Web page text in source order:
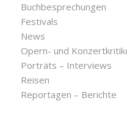
Buchbesprechungen
Festivals
News
Opern- und
Porträts – Interviews
Reisen
Reportagen – Berichte